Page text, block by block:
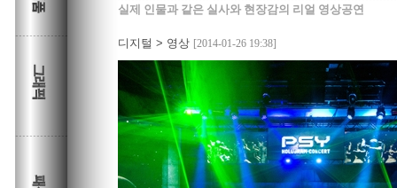
실제 인물과 같은 실사와 현장감의 리얼 영상공연
디지털 > 영상 [2014-01-26 19:38]